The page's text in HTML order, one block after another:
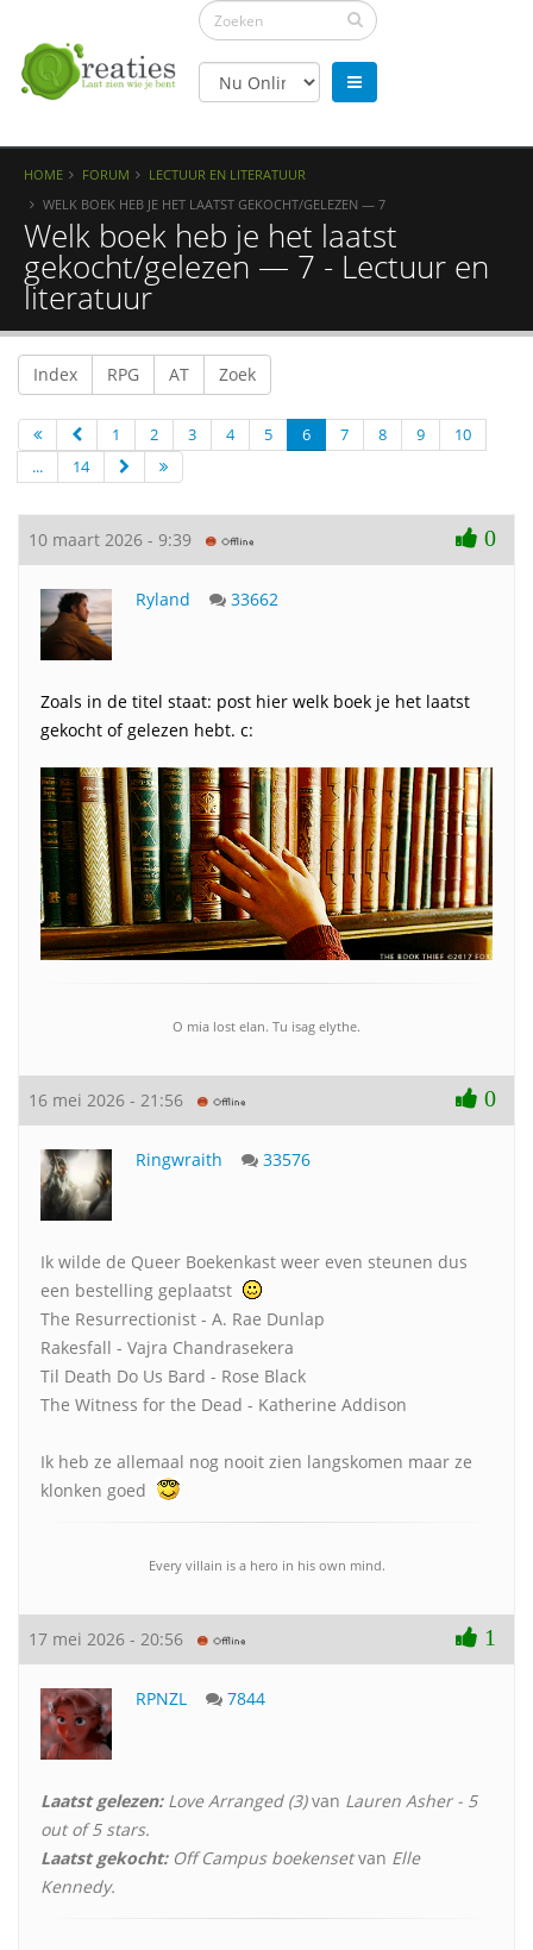
HOME FORUM
LECTUUR EN LITERATUUR
WELK BOEK HEB JE HET LAATST GEKOCHT/GELEZEN — 7
Welk boek heb je het laatst
gekocht/gelezen — 7 - Lectuur en
literatuur
Index RPG AT Zoek
1 2 3 4 5 6 7 8 9
10
...
14
10 maart 2026 - 9:39 0
Ryland 33662
Zoals in de titel staat: post hier welk boek je het laatst
gekocht of gelezen hebt. c:
O mia lost elan. Tu isag elythe.
16 mei 2026 - 21:56 0
Ringwraith 33576
Ik wilde de Queer Boekenkast weer even steunen dus
een bestelling geplaatst
The Resurrectionist - A. Rae Dunlap
Rakesfall - Vajra Chandrasekera
Til Death Do Us Bard - Rose Black
The Witness for the Dead - Katherine Addison
Ik heb ze allemaal nog nooit zien langskomen maar ze
klonken goed
Every villain is a hero in his own mind.
17 mei 2026 - 20:56 1
RPNZL 7844
Laatst gelezen:Love Arranged (3)van Lauren Asher - 5
out of 5 stars.
Laatst gekocht:Off Campus boekensetvan Elle
Kennedy.